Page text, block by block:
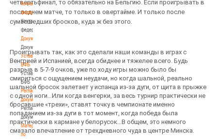
Контакты
федерации
Контакты
федерации
Документы
Документы
Устав
БФБ
Устав
БФБ
Регламентирующие
документы
Регламентирующие
документы
Материалы
по
четвертьфинал, то обязательно на Бельгию. Если проигрывать в
последнем матче, то только в овертайме. И только после
сумасшедших бросков, куда ж без этого.
Проигрывать так, как это сделали наши команды в играх с
Венгрией и Испанией, всегда обиднее и тяжелее всего. Будь
разрыв в 5-7-9 очков, уже по ходу игры можно было бы
смириться с ощущением неудачи, но когда шальной, реально
шальной бросок залетает у испанца из-за дуги, от щита в прыжке
с одной ноги…Или когда венгерки, за весь турнир практически не
бросавшие «трехи», ставят точку в чемпионате именно
попаданием из-за дуги в тот момент, когда победа была
практически в кармане у белорусок…В общем, это немного
смазало впечатление от трехдневного чуда в центре Минска.